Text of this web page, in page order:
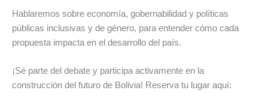
Hablaremos sobre economía, gobernabilidad y políticas
públicas inclusivas y de género, para entender cómo cada
propuesta impacta en el desarrollo del país.
¡Sé parte del debate y participa activamente en la
construcción del futuro de Bolivia! Reserva tu lugar aquí: